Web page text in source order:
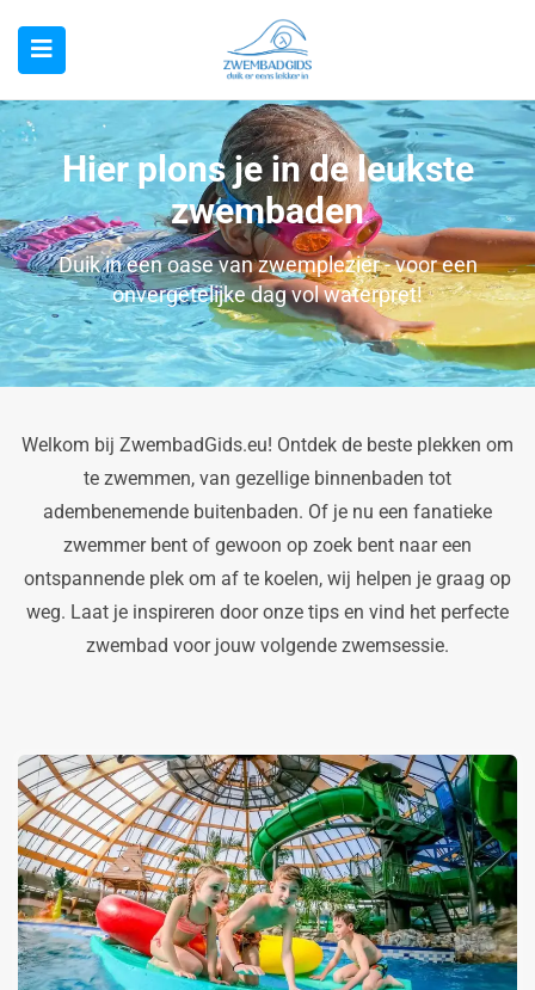
Hier plons je in de leukste
zwembaden
Duik in een oase van zwemplezier - voor een
onvergetelijke dag vol waterpret!
Welkom bij ZwembadGids.eu! Ontdek de beste plekken om
te zwemmen, van gezellige binnenbaden tot
adembenemende buitenbaden. Of je nu een fanatieke
zwemmer bent of gewoon op zoek bent naar een
ontspannende plek om af te koelen, wij helpen je graag op
weg. Laat je inspireren door onze tips en vind het perfecte
zwembad voor jouw volgende zwemsessie.